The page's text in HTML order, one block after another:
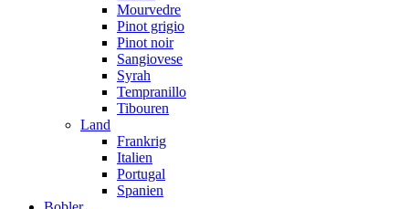
Mourvedre
Pinot grigio
Pinot noir
Sangiovese
Syrah
Tempranillo
Tibouren
Land
Frankrig
Italien
Portugal
Spanien